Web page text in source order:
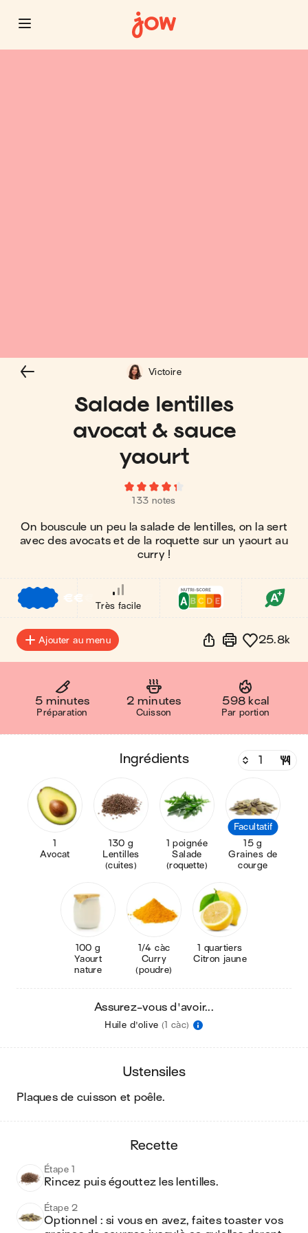
Salade lentilles
avocat & sauce
yaourt
133 notes
On bouscule un peu la salade de lentilles, on la sert
avec des avocats et de la roquette sur un yaourt au
curry !
Victoire
€€
Très facile
Ajouter au menu 25.8k
5 minutes
Préparation
2 minutes
Cuisson
598 kcal
Par portion
ingrédients
1
Avocat
130 g
Lentilles
(cuites)
1 poignée
Salade
(roquette)
Facultatif
15 g
Graines de
courge
100 g
Yaourt
nature
1/4 càc
Curry
(poudre)
1 quartiers
Citron jaune
Assurez-vous d'avoir...
Huile d'olive (1 càc)
ustensiles
plaques de cuisson et poêle.
recette
Étape 1
Rincez puis égouttez les lentilles.
Étape 2
Optionnel : si vous en avez, faites toaster vos